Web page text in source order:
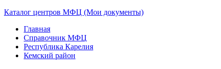
Каталог центров МФЦ (Мои документы)
Главная
Справочник МФЦ
Республика Карелия
Кемский район